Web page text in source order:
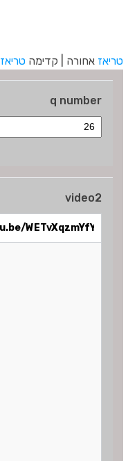
טריאז אחורה | קדימה טריאז
q number
video2